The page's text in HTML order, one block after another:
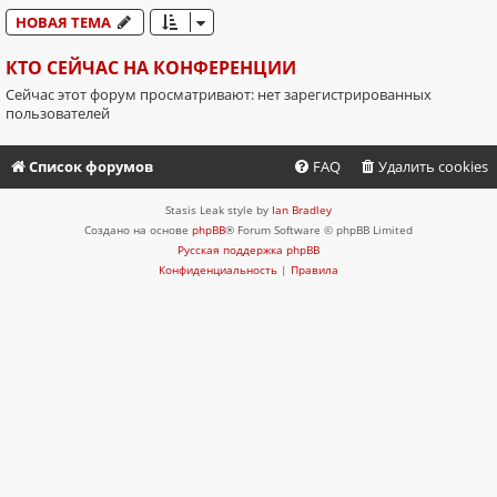
НОВАЯ ТЕМА
КТО СЕЙЧАС НА КОНФЕРЕНЦИИ
Сейчас этот форум просматривают: нет зарегистрированных
пользователей
Список форумов Удалить cookies
FAQ
Stasis Leak style by Ian Bradley
Создано на основе phpBB® Forum Software © phpBB Limited
Русская поддержка phpBB
Конфиденциальность | Правила